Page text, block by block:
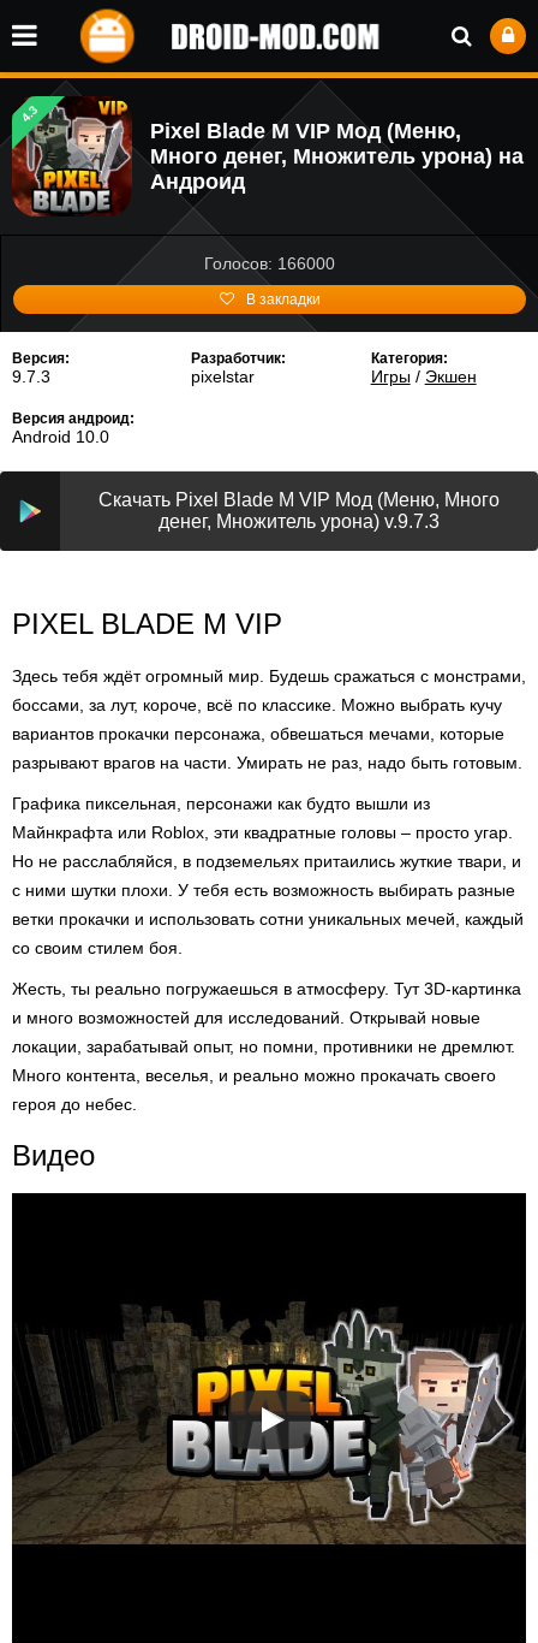
4.3
Pixel Blade M VIP Мод (Меню,
Много денег, Множитель урона) на
Андроид
Голосов: 166000
В закладки
Версия:
9.7.3
Разработчик:
pixelstar
Категория:
Игры/ Экшен
Версия андроид:
Android 10.0
Скачать Pixel Blade M VIP Мод (Меню, Много
денег, Множитель урона) v.9.7.3
PIXEL BLADE M VIP
Здесь тебя ждёт огромный мир. Будешь сражаться с монстрами,
боссами, за лут, короче, всё по классике. Можно выбрать кучу
вариантов прокачки персонажа, обвешаться мечами, которые
разрывают врагов на части. Умирать не раз, надо быть готовым.
Графика пиксельная, персонажи как будто вышли из
Майнкрафта или Roblox, эти квадратные головы – просто угар.
Но не расслабляйся, в подземельях притаились жуткие твари, и
с ними шутки плохи. У тебя есть возможность выбирать разные
ветки прокачки и использовать сотни уникальных мечей, каждый
со своим стилем боя.
Жесть, ты реально погружаешься в атмосферу. Тут 3D-картинка
и много возможностей для исследований. Открывай новые
локации, зарабатывай опыт, но помни, противники не дремлют.
Много контента, веселья, и реально можно прокачать своего
героя до небес.
Видео